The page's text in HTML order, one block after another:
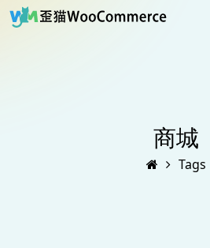
商城
Tags